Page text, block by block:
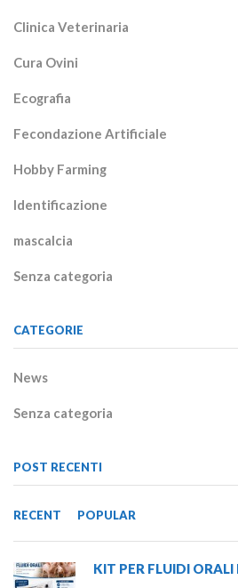
Clinica Veterinaria
Cura Ovini
Ecografia
Fecondazione Artificiale
Hobby Farming
Identificazione
mascalcia
Senza categoria
CATEGORIE
News
Senza categoria
POST RECENTI
RECENT POPULAR
KIT PER FLUIDI ORALI